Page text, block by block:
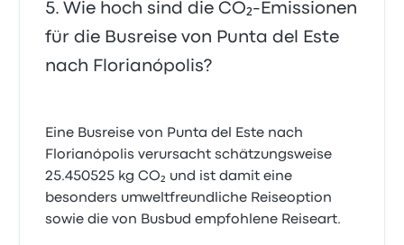
Wie hoch sind die CO₂-Emissionen
für die Busreise von Punta del Este
nach Florianópolis?
Eine Busreise von Punta del Este nach
Florianópolis verursacht schätzungsweise
25.450525 kg CO₂ und ist damit eine
besonders umweltfreundliche Reiseoption
sowie die von Busbud empfohlene Reiseart.